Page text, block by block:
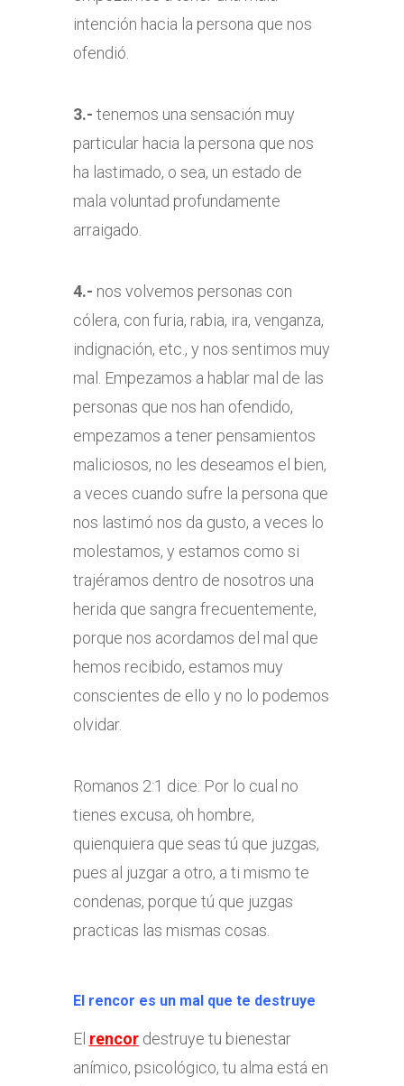
intención hacia la persona que nos
ofendió.
3.- tenemos una sensación muy
particular hacia la persona que nos
ha lastimado, o sea, un estado de
mala voluntad profundamente
arraigado.
4.- nos volvemos personas con
cólera, con furia, rabia, ira, venganza,
indignación, etc., y nos sentimos muy
mal. Empezamos a hablar mal de las
personas que nos han ofendido,
empezamos a tener pensamientos
maliciosos, no les deseamos el bien,
a veces cuando sufre la persona que
nos lastimó nos da gusto, a veces lo
molestamos, y estamos como si
trajéramos dentro de nosotros una
herida que sangra frecuentemente,
porque nos acordamos del mal que
hemos recibido, estamos muy
conscientes de ello y no lo podemos
olvidar.
Romanos 2:1 dice: Por lo cual no
tienes excusa, oh hombre,
quienquiera que seas tú que juzgas,
pues al juzgar a otro, a ti mismo te
condenas, porque tú que juzgas
practicas las mismas cosas.
El rencor es un mal que te destruye
El rencordestruye tu bienestar
anímico, psicológico, tu alma está en